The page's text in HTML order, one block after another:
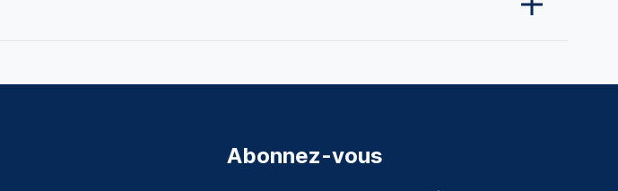
Abonnez-vous